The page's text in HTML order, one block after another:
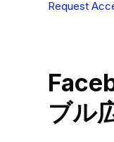
Request
ブル